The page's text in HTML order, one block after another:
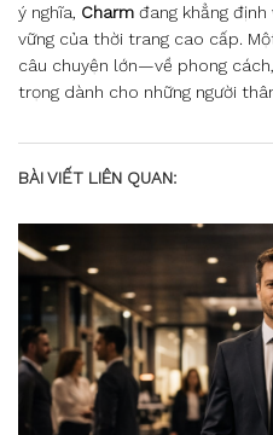
ý nghĩa, Charm đang khẳng
vững của thời trang cao cấp.
câu chuyện lớn—về phong
trọng dành cho những người
BÀI VIẾT LIÊN QUAN: